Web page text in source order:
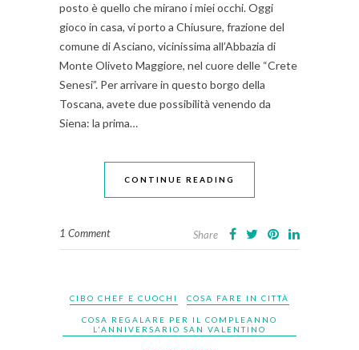
posto è quello che mirano i miei occhi. Oggi
gioco in casa, vi porto a Chiusure, frazione del
comune di Asciano, vicinissima all’Abbazia di
Monte Oliveto Maggiore, nel cuore delle “Crete
Senesi”. Per arrivare in questo borgo della
Toscana, avete due possibilità venendo da
Siena: la prima…
CONTINUE READING
1 Comment Share
CIBO CHEF E CUOCHI COSA FARE IN CITTÀ
COSA REGALARE PER IL COMPLEANNO
L'ANNIVERSARIO SAN VALENTINO